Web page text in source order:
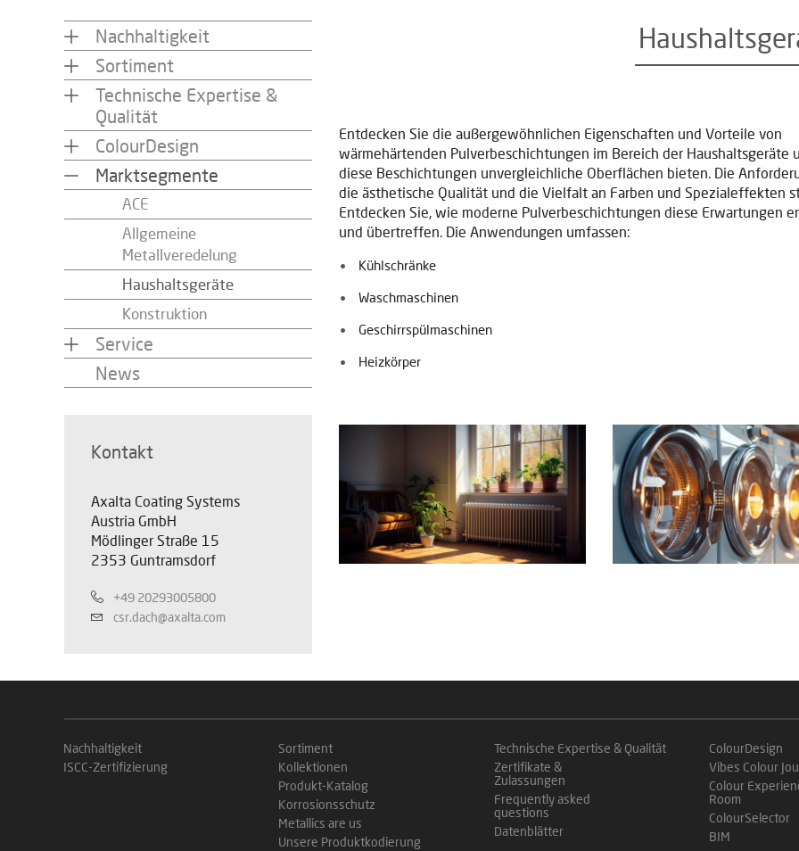
Nachhaltigkeit
Sortiment
Technische Expertise &
Qualität
ColourDesign
Marktsegmente
ACE
Allgemeine
Metallveredelung
Haushaltsgeräte
Konstruktion
Service
News
Kontakt
Axalta Coating Systems
Austria GmbH
Mödlinger Straße 15
2353 Guntramsdorf
+49 20293005800
csr.dach@axalta.com
Entdecken Sie die außergewöhnlichen Eigenschaften und Vorteile von
wärmehärtenden Pulverbeschichtungen im Bereich der Haushaltsgeräte
diese Beschichtungen unvergleichliche Oberflächen bieten. Die
die ästhetische Qualität und die Vielfalt an Farben und Spezialeffekten
Entdecken Sie, wie moderne Pulverbeschichtungen diese Erwartungen
und übertreffen. Die Anwendungen umfassen:
Kühlschränke
Waschmaschinen
Geschirrspülmaschinen
Heizkörper
Nachhaltigkeit
ISCC-Zertifizierung
Sortiment
Kollektionen
Produkt-Katalog
Korrosionsschutz
Metallics are us
Unsere Produktkodierung
Technische Expertise & Qualität
Zertifikate &
Zulassungen
Frequently asked
questions
Datenblätter
ColourDesign
Vibes Colour
Colour
Room
ColourSelector
BIM